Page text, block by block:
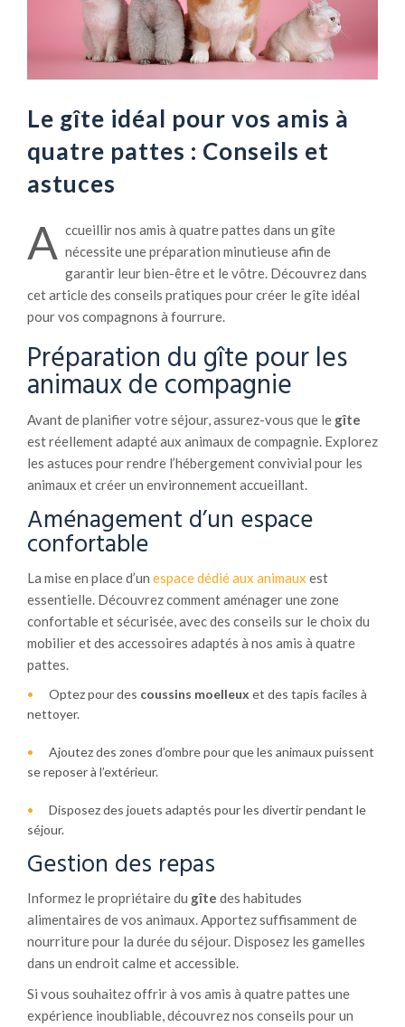
Le gîte idéal pour vos amis à
quatre pattes : Conseils et
astuces
A ccueillir nos amis à quatre pattes dans un gîte
nécessite une préparation minutieuse afin de
garantir leur bien-être et le vôtre. Découvrez dans
cet article des conseils pratiques pour créer le gîte idéal
pour vos compagnons à fourrure.
Préparation du gîte pour les
animaux de compagnie
Avant de planifier votre séjour, assurez-vous que le gîte
est réellement adapté aux animaux de compagnie. Explorez
les astuces pour rendre l’hébergement convivial pour les
animaux et créer un environnement accueillant.
Aménagement d’un espace
confortable
La mise en place d’un espace dédié aux animaux est
essentielle. Découvrez comment aménager une zone
confortable et sécurisée, avec des conseils sur le choix du
mobilier et des accessoires adaptés à nos amis à quatre
pattes.
Optez pour des coussins moelleux et des tapis faciles à
nettoyer.
Ajoutez des zones d’ombre pour que les animaux puissent
se reposer à l’extérieur.
Disposez des jouets adaptés pour les divertir pendant le
séjour.
Gestion des repas
Informez le propriétaire du gîte des habitudes
alimentaires de vos animaux. Apportez suffisamment de
nourriture pour la durée du séjour. Disposez les gamelles
dans un endroit calme et accessible.
Si vous souhaitez offrir à vos amis à quatre pattes une
expérience inoubliable, découvrez nos conseils pour un